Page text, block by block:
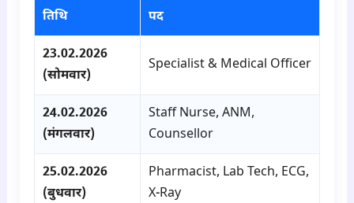
तिथि पद
23.02.2026
(सोमवार)
Specialist & Medical Officer
24.02.2026
(मंगलवार)
Staff Nurse, ANM,
Counsellor
25.02.2026
(बुधवार)
Pharmacist, Lab Tech, ECG,
X-Ray